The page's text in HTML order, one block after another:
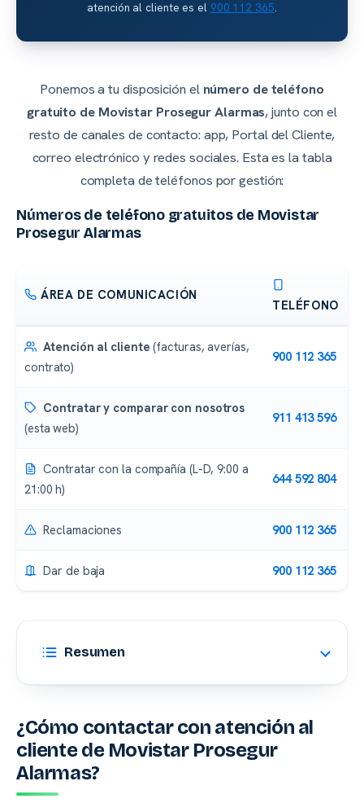
atención al cliente es el 900 112 365.
Ponemos a tu disposición el número de teléfono
gratuito de Movistar Prosegur Alarmas, junto con el
resto de canales de contacto: app, Portal del Cliente,
correo electrónico y redes sociales. Esta es la tabla
completa de teléfonos por gestión:
Números de teléfono gratuitos de Movistar
Prosegur Alarmas
ÁREA DE COMUNICACIÓN
TELÉFONO
Atención al cliente (facturas, averías,
contrato)
900 112 365
Contratar y comparar con nosotros
(esta web)
911 413 596
Contratar con la compañía (L-D, 9:00 a
21:00 h)
644 592 804
Reclamaciones 900 112 365
Dar de baja 900 112 365
Resumen
¿Cómo contactar con atención al
cliente de Movistar Prosegur
Alarmas?